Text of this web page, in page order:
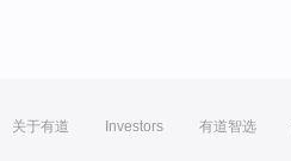
关于有道 Investors 有道智选